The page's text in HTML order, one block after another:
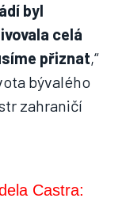
byl
celá
přiznat,“
bývalého
zahraničí
Castra: